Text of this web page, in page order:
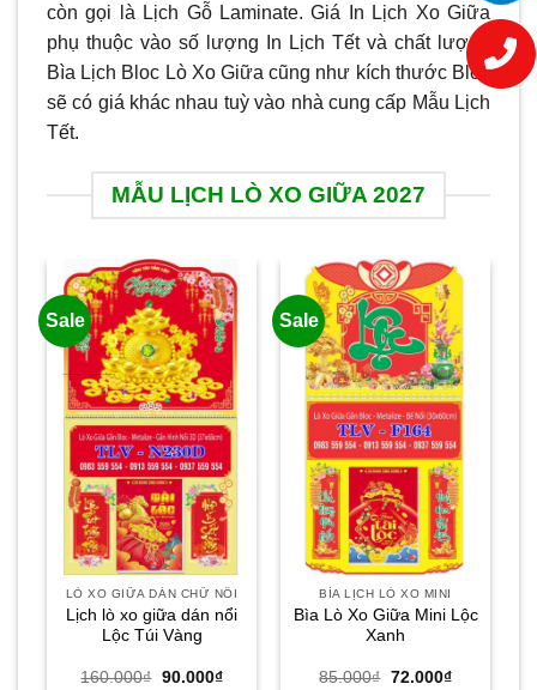
còn gọi là Lịch Gỗ Laminate. Giá In Lịch Xo Giữa
phụ thuộc vào số lượng In Lịch Tết và chất lượng
Bìa Lịch Bloc Lò Xo Giữa cũng như kích thước Bloc
sẽ có giá khác nhau tuỳ vào nhà cung cấp Mẫu Lịch
Tết.
MẪU LỊCH LÒ XO GIỮA 2027
Sale
LÒ XO GIỮA DÁN CHỮ NỔI
Lịch lò xo giữa dán nổi
Lộc Túi Vàng
160.000₫ Giá
90.000₫Giá
Sale
BÌA LỊCH LÒ XO MINI
Bìa Lò Xo Giữa Mini Lộc
Xanh
85.000₫ Giá
72.000₫Giá